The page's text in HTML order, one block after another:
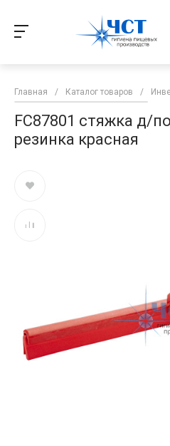
Главная / Каталог товаров /
FC87801 стяжка д/
резинка красная